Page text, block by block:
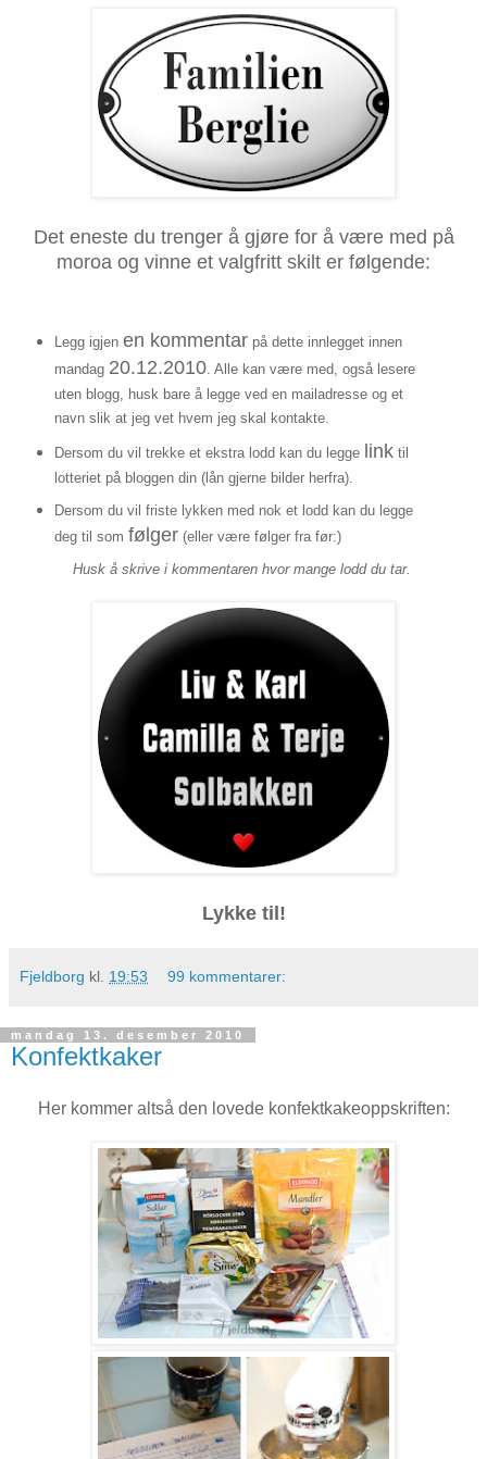
Det eneste du trenger å gjøre for å være med på
moroa og vinne et valgfritt skilt er følgende:
Legg igjen en kommentarpå dette innlegget innen
mandag 20.12.2010. Alle kan være med, også lesere
uten blogg, husk bare å legge ved en mailadresse og et
navn slik at jeg vet hvem jeg skal kontakte.
Dersom du vil trekke et ekstra lodd kan du legge linktil
lotteriet på bloggen din (lån gjerne bilder herfra).
Dersom du vil friste lykken med nok et lodd kan du legge
deg til som følger(eller være følger fra før:)
Husk å skrive i kommentaren hvor mange lodd du tar.
Lykke til!
Fjeldborg kl. 19:53 99 kommentarer:
mandag 13. desember 2010
Konfektkaker
Her kommer altså den lovede konfektkakeoppskriften: